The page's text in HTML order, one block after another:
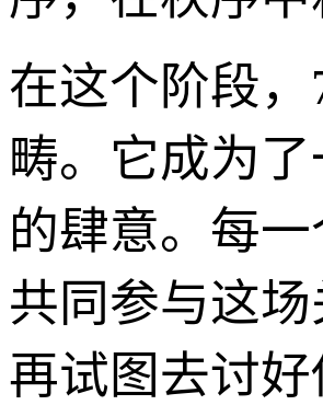
在这个阶段
畴。它成为
的肆意。每
共同参与这
再试图去讨